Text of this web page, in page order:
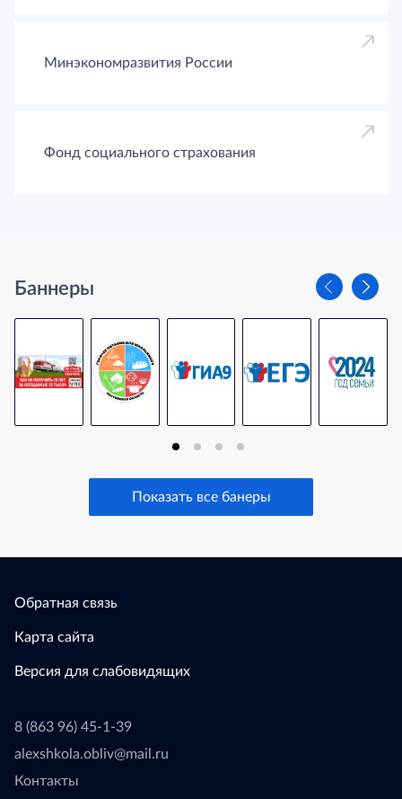
Минэкономразвития России
Фонд социального страхования
Баннеры
Показать все банеры
Обратная связь
Карта сайта
Версия для слабовидящих
8 (863 96) 45-1-39
alexshkola.obliv@mail.ru
Контакты